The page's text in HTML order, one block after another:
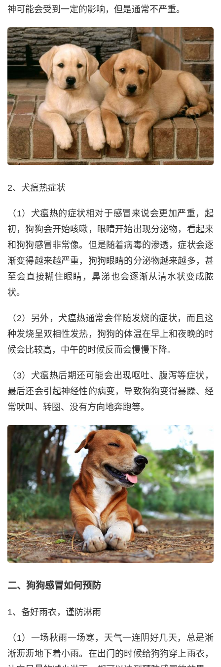
神可能会受到一定的影响，但是通常不严重。
2、犬瘟热症状
（1）犬瘟热的症状相对于感冒来说会更加严重，起
初，狗狗会开始咳嗽，眼睛开始出现分泌物，看起来
和狗狗感冒非常像。但是随着病毒的渗透，症状会逐
渐变得越来越严重，狗狗眼睛的分泌物越来越多，甚
至会直接糊住眼睛，鼻涕也会逐渐从清水状变成脓
状。
（2）另外，犬瘟热通常会伴随发烧的症状，而且这
种发烧呈双相性发热，狗狗的体温在早上和夜晚的时
候会比较高，中午的时候反而会慢慢下降。
（3）犬瘟热后期还可能会出现呕吐、腹泻等症状，
最后还会引起神经性的病变，导致狗狗变得暴躁、经
常吠叫、转圈、没有方向地奔跑等。
二、狗狗感冒如何预防
1、备好雨衣，谨防淋雨
（1）一场秋雨一场寒，天气一连阴好几天，总是淅
淅沥沥地下着小雨。在出门的时候给狗狗穿上雨衣，